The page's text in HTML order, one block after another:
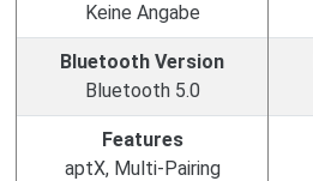
Keine Angabe
Bluetooth Version
Bluetooth 5.0
Features
aptX, Multi-Pairing